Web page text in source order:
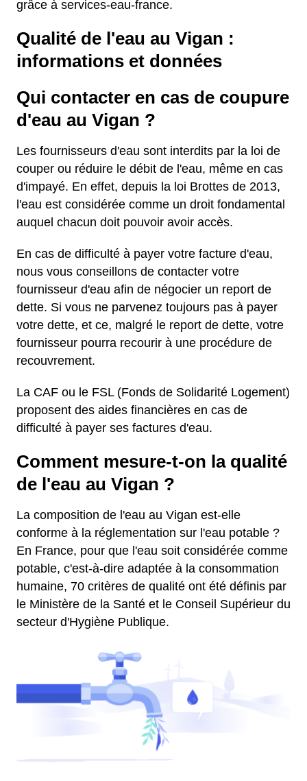
grâce à services-eau-france.
Qualité de l'eau au Vigan :
informations et données
Qui contacter en cas de coupure
d'eau au Vigan ?
Les fournisseurs d'eau sont interdits par la loi de
couper ou réduire le débit de l'eau, même en cas
d'impayé. En effet, depuis la loi Brottes de 2013,
l'eau est considérée comme un droit fondamental
auquel chacun doit pouvoir avoir accès.
En cas de difficulté à payer votre facture d'eau,
nous vous conseillons de contacter votre
fournisseur d'eau afin de négocier un report de
dette. Si vous ne parvenez toujours pas à payer
votre dette, et ce, malgré le report de dette, votre
fournisseur pourra recourir à une procédure de
recouvrement.
La CAF ou le FSL (Fonds de Solidarité Logement)
proposent des aides financières en cas de
difficulté à payer ses factures d'eau.
Comment mesure-t-on la qualité
de l'eau au Vigan ?
La composition de l'eau au Vigan est-elle
conforme à la réglementation sur l'eau potable ?
En France, pour que l'eau soit considérée comme
potable, c'est-à-dire adaptée à la consommation
humaine, 70 critères de qualité ont été définis par
le Ministère de la Santé et le Conseil Supérieur du
secteur d'Hygiène Publique.